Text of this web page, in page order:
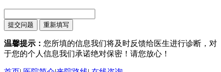
温馨提示： 您所填的信息我们将及时反馈给医生进行诊断，对
于您的个人信息我们承诺绝对保密！请您放心！